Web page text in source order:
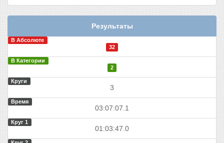
Результаты
В Абсолюте
32
В Категории
2
Круги
3
Время
03:07:07.1
Круг 1
01:03:47.0